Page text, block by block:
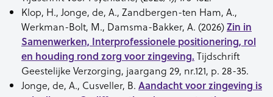
Klop, H., Jonge, de, A., Zandbergen-ten Ham, A.,
Werkman-Bolt, M., Damsma-Bakker, A. (2026)Zin in
Samenwerken, Interprofessionele positionering, rol
en houding rond zorg voor zingeving. Tijdschrift
Geestelijke Verzorging, jaargang 29, nr.121, p. 28-35.
Jonge, de, A., Cusveller, B. Aandacht voor zingeving is